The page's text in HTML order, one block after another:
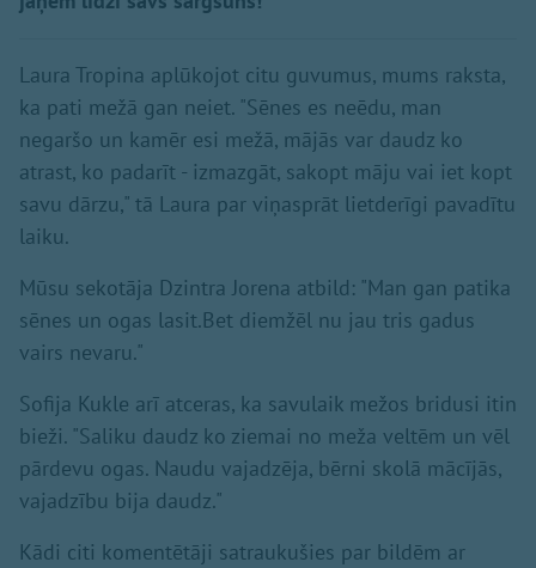
Laura Tropina aplūkojot citu guvumus, mums raksta,
ka pati mežā gan neiet. "Sēnes es neēdu, man
negaršo un kamēr esi mežā, mājās var daudz ko
atrast, ko padarīt - izmazgāt, sakopt māju vai iet kopt
savu dārzu," tā Laura par viņasprāt lietderīgi pavadītu
laiku.
Mūsu sekotāja Dzintra Jorena atbild: "Man gan patika
sēnes un ogas lasit.Bet diemžēl nu jau tris gadus
vairs nevaru."
Sofija Kukle arī atceras, ka savulaik mežos bridusi itin
bieži. "Saliku daudz ko ziemai no meža veltēm un vēl
pārdevu ogas. Naudu vajadzēja, bērni skolā mācījās,
vajadzību bija daudz."
Kādi citi komentētāji satraukušies par bildēm ar